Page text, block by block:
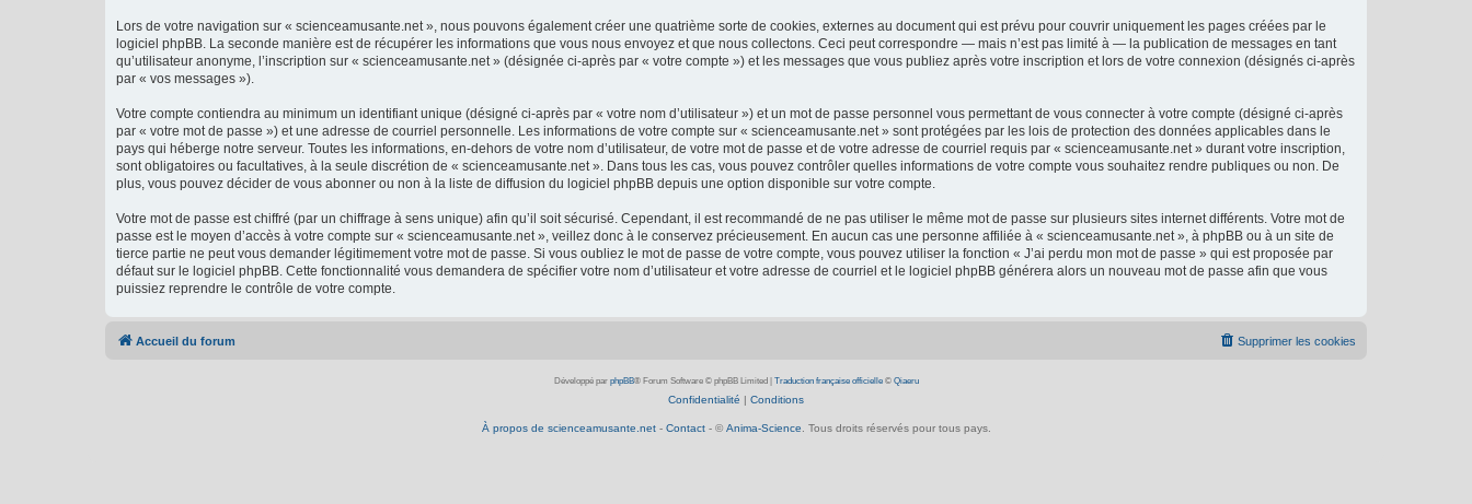
Lors de votre navigation sur « scienceamusante.net », nous pouvons également créer une quatrième sorte de cookies, externes au document qui est prévu pour couvrir uniquement les pages créées par le
logiciel phpBB. La seconde manière est de récupérer les informations que vous nous envoyez et que nous collectons. Ceci peut correspondre — mais n’est pas limité à — la publication de messages en tant
qu’utilisateur anonyme, l’inscription sur « scienceamusante.net » (désignée ci-après par « votre compte ») et les messages que vous publiez après votre inscription et lors de votre connexion (désignés ci-après
par « vos messages »).
Votre compte contiendra au minimum un identifiant unique (désigné ci-après par « votre nom d’utilisateur ») et un mot de passe personnel vous permettant de vous connecter à votre compte (désigné ci-après
par « votre mot de passe ») et une adresse de courriel personnelle. Les informations de votre compte sur « scienceamusante.net » sont protégées par les lois de protection des données applicables dans le
pays qui héberge notre serveur. Toutes les informations, en-dehors de votre nom d’utilisateur, de votre mot de passe et de votre adresse de courriel requis par « scienceamusante.net » durant votre inscription,
sont obligatoires ou facultatives, à la seule discrétion de « scienceamusante.net ». Dans tous les cas, vous pouvez contrôler quelles informations de votre compte vous souhaitez rendre publiques ou non. De
plus, vous pouvez décider de vous abonner ou non à la liste de diffusion du logiciel phpBB depuis une option disponible sur votre compte.
Votre mot de passe est chiffré (par un chiffrage à sens unique) afin qu’il soit sécurisé. Cependant, il est recommandé de ne pas utiliser le même mot de passe sur plusieurs sites internet différents. Votre mot de
passe est le moyen d’accès à votre compte sur « scienceamusante.net », veillez donc à le conservez précieusement. En aucun cas une personne affiliée à « scienceamusante.net », à phpBB ou à un site de
tierce partie ne peut vous demander légitimement votre mot de passe. Si vous oubliez le mot de passe de votre compte, vous pouvez utiliser la fonction « J’ai perdu mon mot de passe » qui est proposée par
défaut sur le logiciel phpBB. Cette fonctionnalité vous demandera de spécifier votre nom d’utilisateur et votre adresse de courriel et le logiciel phpBB générera alors un nouveau mot de passe afin que vous
puissiez reprendre le contrôle de votre compte.
Accueil du forum Supprimer les cookies
Développé par phpBB® Forum Software © phpBB Limited Traduction française officielle© Qiaeru
Confidentialité | Conditions
À propos de scienceamusante.net- Contact- © Anima-Science . Tous droits réservés pour tous pays.